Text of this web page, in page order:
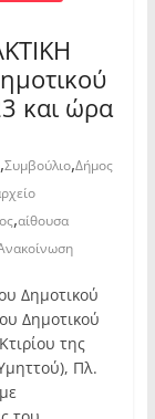
και ώρα
,Συμβούλιο,Δήμος
,αίθουσα
Δημοτικού
Δημοτικού
της
Πλ.